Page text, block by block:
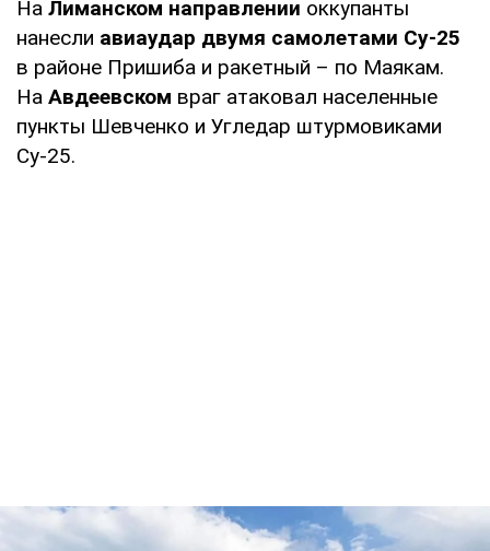
На Лиманском направлении оккупанты
нанесли авиаудар двумя самолетами Су-25
в районе Пришиба и ракетный – по Маякам.
На Авдеевском враг атаковал населенные
пункты Шевченко и Угледар штурмовиками
Су-25.